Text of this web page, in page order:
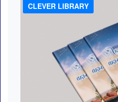
CLEVER LIBRARY